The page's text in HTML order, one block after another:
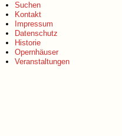
Suchen
Kontakt
Impressum
Datenschutz
Historie
Opernhäuser
Veranstaltungen